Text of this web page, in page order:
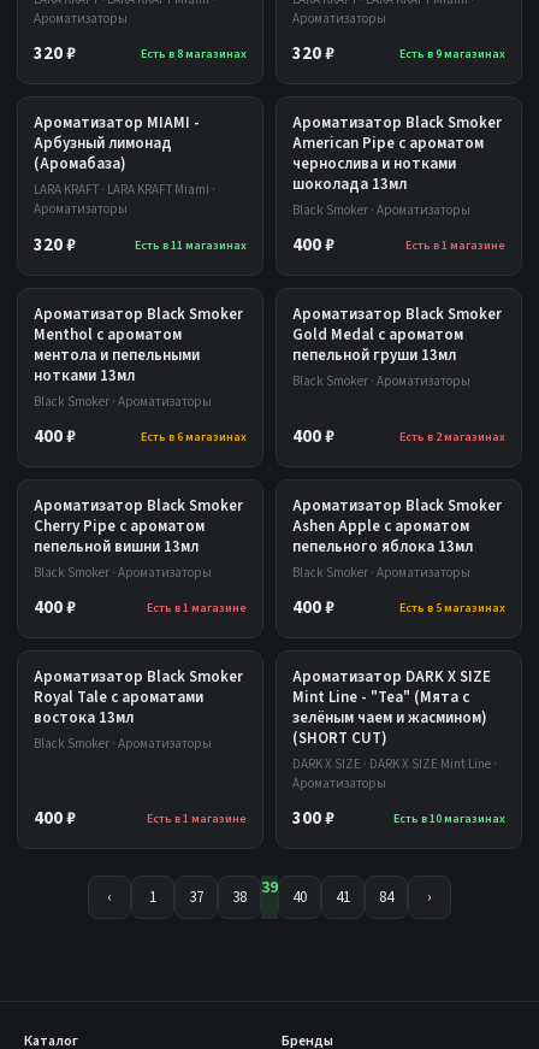
Ароматизаторы
320 ₽ Есть в 8 магазинах
Ароматизаторы
320 ₽ Есть в 9 магазинах
Ароматизатор MIAMI -
Арбузный лимонад
(Аромабаза)
LARA KRAFT · LARA KRAFT Miami ·
Ароматизаторы
320 ₽ Есть в 11 магазинах
Ароматизатор Black Smoker
American Pipe с ароматом
чернослива и нотками
шоколада 13мл
Black Smoker · Ароматизаторы
400 ₽ Есть в 1 магазине
Ароматизатор Black Smoker
Menthol с ароматом
ментола и пепельными
нотками 13мл
Black Smoker · Ароматизаторы
400 ₽ Есть в 6 магазинах
Ароматизатор Black Smoker
Gold Medal с ароматом
пепельной груши 13мл
Black Smoker · Ароматизаторы
400 ₽ Есть в 2 магазинах
Ароматизатор Black Smoker
Cherry Pipe с ароматом
пепельной вишни 13мл
Black Smoker · Ароматизаторы
400 ₽ Есть в 1 магазине
Ароматизатор Black Smoker
Ashen Apple с ароматом
пепельного яблока 13мл
Black Smoker · Ароматизаторы
400 ₽ Есть в 5 магазинах
Ароматизатор Black Smoker
Royal Tale с ароматами
востока 13мл
Black Smoker · Ароматизаторы
400 ₽ Есть в 1 магазине
Ароматизатор DARK X SIZE
Mint Line - "Tea" (Мята с
зелёным чаем и жасмином)
(SHORT CUT)
DARK X SIZE · DARK X SIZE Mint Line ·
Ароматизаторы
300 ₽ Есть в 10 магазинах
‹ 1 37 38 39 40 41 84 ›
Каталог Бренды